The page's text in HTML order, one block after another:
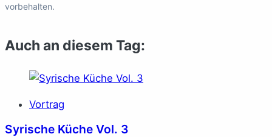
vorbehalten.
Auch an diesem Tag:
Vortrag
Syrische Küche Vol. 3